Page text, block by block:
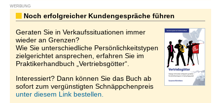
WERBUNG
Noch erfolgreicher Kundengespräche führen
Geraten Sie in Verkaufssituationen immer
wieder an Grenzen?
Wie Sie unterschiedliche Persönlichkeitstypen
zielgerichtet ansprechen, erfahren Sie im
Praktikerhandbuch „Vertriebsgötter“.
Interessiert? Dann können Sie das Buch ab
sofort zum vergünstigten Schnäppchenpreis
unter diesem Link bestellen.